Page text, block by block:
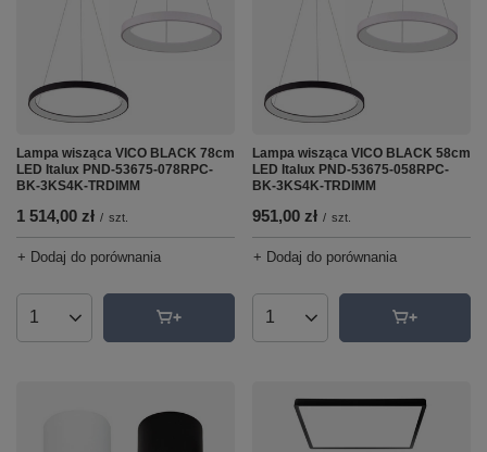
Lampa wisząca VICO BLACK 78cm
LED Italux PND-53675-078RPC-
BK-3KS4K-TRDIMM
1 514,00 zł / szt.
+ Dodaj do porównania
Ilość produktów
Lampa wisząca VICO BLACK 58cm
LED Italux PND-53675-058RPC-
BK-3KS4K-TRDIMM
951,00 zł / szt.
+ Dodaj do porównania
Ilość produktów